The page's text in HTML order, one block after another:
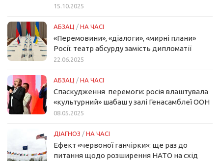
15.10.2025
АБЗАЦ / НА ЧАСІ
«Перемовини», «діалоги», «мирні плани»
Росії: театр абсурду замість дипломатії
22.06.2025
АБЗАЦ / НА ЧАСІ
Спаскудження перемоги: росія влаштувала
«культурний» шабаш у залі Генасамблеї ООН
08.05.2025
ДІАГНОЗ / НА ЧАСІ
Ефект «червоної ганчірки»: ще раз до
питання щодо розширення НАТО на схід